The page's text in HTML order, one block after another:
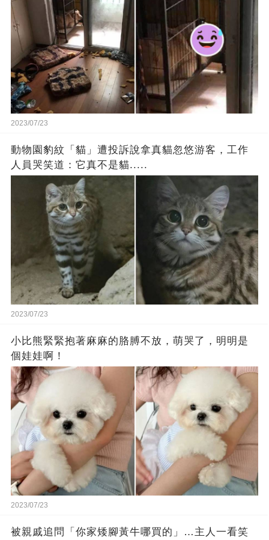
2023/07/23
動物園豹紋「貓」遭投訴說拿真貓忽悠游客，工作
人員哭笑道：它真不是貓.....
2023/07/23
小比熊緊緊抱著麻麻的胳膊不放，萌哭了，明明是
個娃娃啊！
2023/07/23
被親戚追問「你家矮腳黃牛哪買的」…主人一看笑